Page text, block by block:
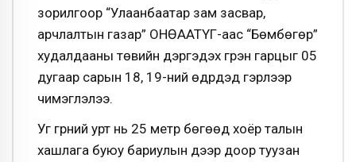
зорилгоор “Улаанбаатар зам засвар,
арчлалтын газар” ОНӨААТҮГ-аас “Бөмбөгөр”
худалдааны төвийн дэргэдэх гүүрэн гарцыг 05
дугаар сарын 18, 19-ний өдрүүдэд гэрлээр
чимэглэлээ.
Уг гүүрний урт нь 25 метр бөгөөд хоёр талын
хашлага буюу бариулын дээр доор туузан